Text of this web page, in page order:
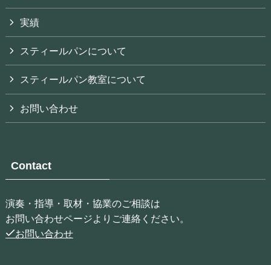
実績
スティールパンについて
スティールパン教室について
お問い合わせ
Contact
演奏・指導・取材・協業のご相談は
お問い合わせページよりご連絡ください。
お問い合わせ